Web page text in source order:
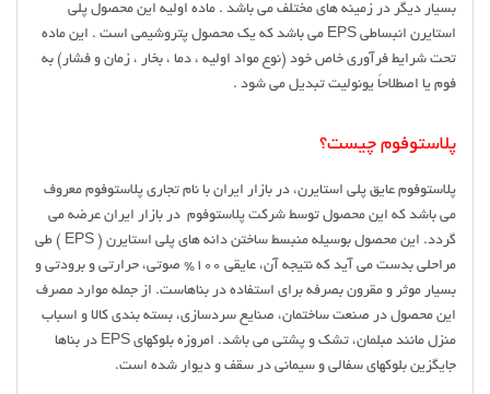
بسیار دیگر در زمینه های مختلف می باشد . ماده اولیه این محصول پلی
استایرن انبساطی EPS می باشد که یک محصول پتروشیمی است . این ماده
تحت شرایط فرآوری خاص خود (نوع مواد اولیه ، دما ، بخار ، زمان و فشار) به
فوم یا اصطلاحاً یونولیت تبدیل می شود .
پلاستوفوم چیست؟
پلاستوفوم عایق پلی استایرن، در بازار ایران با نام تجاری پلاستوفوم معروف
می باشد که این محصول توسط شرکت پلاستوفوم در بازار ایران عرضه می
گردد. این محصول بوسیله منبسط ساختن دانه های پلی استایرن ( EPS ) طی
مراحلی بدست می آید که نتیجه آن، عایقی 100% صوتی، حرارتی و برودتی و
بسیار موثر و مقرون بصرفه برای استفاده در بناهاست. از جمله موارد مصرف
این محصول در صنعت ساختمان، صنایع سردسازی، بسته بندی کالا و اسباب
منزل مانند مبلمان، تشک و پشتی می باشد. امروزه بلوکهای EPS در بناها
جایگزین بلوکهای سفالی و سیمانی در سقف و دیوار شده است.